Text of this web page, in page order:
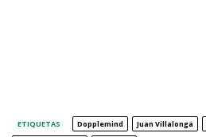
ETIQUETAS Dopplemind Juan Villalonga